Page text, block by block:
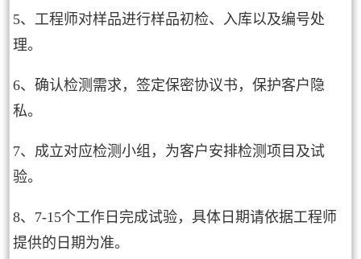
5、工程师对样品进行样品初检、入库以及编号处
理。
6、确认检测需求，签定保密协议书，保护客户隐
私。
7、成立对应检测小组，为客户安排检测项目及试
验。
8、7-15个工作日完成试验，具体日期请依据工程师
提供的日期为准。